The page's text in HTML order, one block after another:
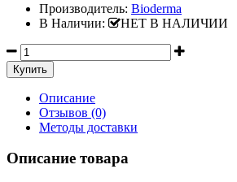
Производитель: Bioderma
В Наличии:
НЕТ В НАЛИЧИИ
Описание
Отзывов (0)
Методы доставки
Описание товара